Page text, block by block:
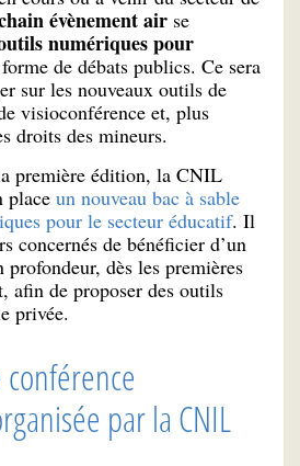
évènement air se
numériques pour
de débats publics. Ce sera
sur les nouveaux outils de
visioconférence et, plus
droits des mineurs.
première édition, la CNIL
place un nouveau bac à sable
pour le secteur éducatif. Il
concernés de bénéficier d’un
profondeur, dès les premières
afin de proposer des outils
privée.
par la CNIL